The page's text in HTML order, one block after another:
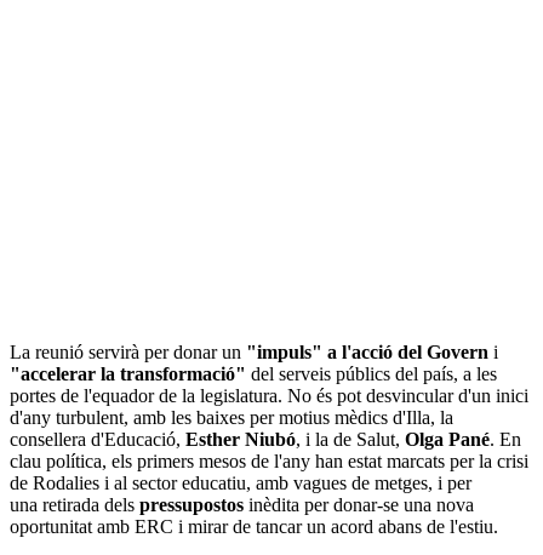
La reunió servirà per donar un "impuls" a l'acció del Govern i
"accelerar la transformació" del serveis públics del país, a les
portes de l'equador de la legislatura. No és pot desvincular d'un inici
d'any turbulent, amb les baixes per motius mèdics d'Illa, la
consellera d'Educació, Esther Niubó, i la de Salut, Olga Pané. En
clau política, els primers mesos de l'any han estat marcats per la crisi
de Rodalies i al sector educatiu, amb vagues de metges, i per
una retirada dels pressupostos inèdita per donar-se una nova
oportunitat amb ERC i mirar de tancar un acord abans de l'estiu.